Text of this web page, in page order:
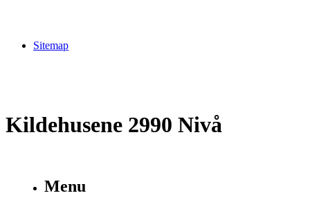
Sitemap
Kildehusene 2990 Nivå
Menu